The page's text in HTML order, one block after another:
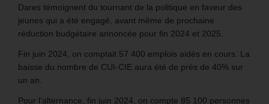
Dares témoignent du tournant de la politique en faveur des
jeunes qui a été engagé, avant même de prochaine
réduction budgétaire annoncée pour fin 2024 et 2025.
Fin juin 2024, on comptait 57 400 emplois aidés en cours. La
baisse du nombre de CUI-CIE aura été de près de 40% sur
un an.
Pour l’alternance, fin juin 2024, on compte 85 100 personnes